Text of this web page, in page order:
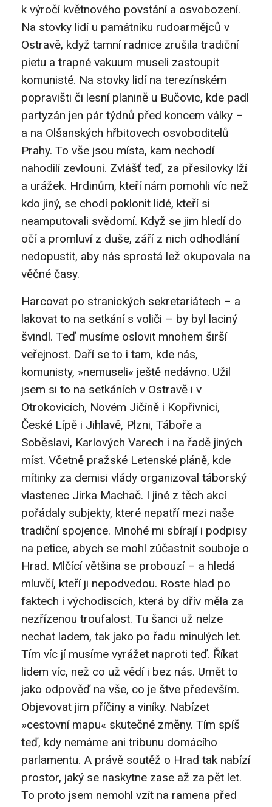
k výročí květnového povstání a osvobození.
Na stovky lidí u památníku rudoarmějců v
Ostravě, když tamní radnice zrušila tradiční
pietu a trapné vakuum museli zastoupit
komunisté. Na stovky lidí na terezínském
popravišti či lesní planině u Bučovic, kde padl
partyzán jen pár týdnů před koncem války –
a na Olšanských hřbitovech osvoboditelů
Prahy. To vše jsou místa, kam nechodí
nahodilí zevlouni. Zvlášť teď, za přesilovky lží
a urážek. Hrdinům, kteří nám pomohli víc než
kdo jiný, se chodí poklonit lidé, kteří si
neamputovali svědomí. Když se jim hledí do
očí a promluví z duše, září z nich odhodlání
nedopustit, aby nás sprostá lež okupovala na
věčné časy.
Harcovat po stranických sekretariátech – a
lakovat to na setkání s voliči – by byl laciný
švindl. Teď musíme oslovit mnohem širší
veřejnost. Daří se to i tam, kde nás,
komunisty, »nemuseli« ještě nedávno. Užil
jsem si to na setkáních v Ostravě i v
Otrokovicích, Novém Jičíně i Kopřivnici,
České Lípě i Jihlavě, Plzni, Táboře a
Soběslavi, Karlových Varech i na řadě jiných
míst. Včetně pražské Letenské pláně, kde
mítinky za demisi vlády organizoval táborský
vlastenec Jirka Machač. I jiné z těch akcí
pořádaly subjekty, které nepatří mezi naše
tradiční spojence. Mnohé mi sbírají i podpisy
na petice, abych se mohl zúčastnit souboje o
Hrad. Mlčící většina se probouzí – a hledá
mluvčí, kteří ji nepodvedou. Roste hlad po
faktech i východiscích, která by dřív měla za
nezřízenou troufalost. Tu šanci už nelze
nechat ladem, tak jako po řadu minulých let.
Tím víc jí musíme vyrážet naproti teď. Říkat
lidem víc, než co už vědí i bez nás. Umět to
jako odpověď na vše, co je štve především.
Objevovat jim příčiny a viníky. Nabízet
»cestovní mapu« skutečné změny. Tím spíš
teď, kdy nemáme ani tribunu domácího
parlamentu. A právě soutěž o Hrad tak nabízí
prostor, jaký se naskytne zase až za pět let.
To proto jsem nemohl vzít na ramena před